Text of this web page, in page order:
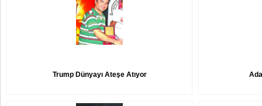
Trump Dünyayı Ateşe Atıyor